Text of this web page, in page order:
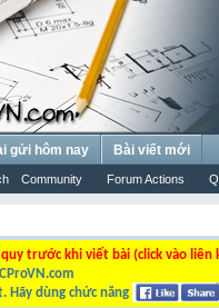
Community Forum Actions
gửi hôm nay Bài viết mới
quy trước khi viết bài (click vào
Hãy dùng chức năng